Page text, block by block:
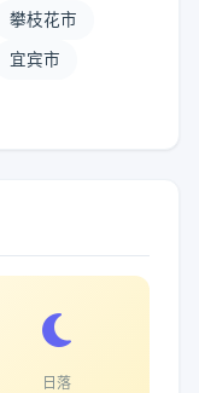
攀枝花市
宜宾市
日落